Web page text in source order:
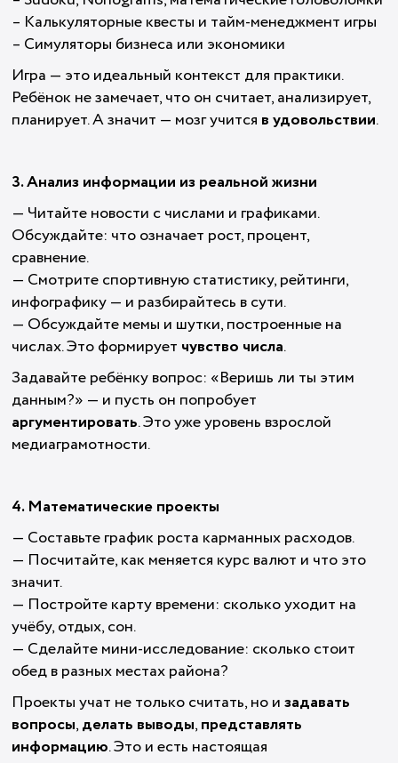
– Калькуляторные квесты и тайм-менеджмент игры
– Симуляторы бизнеса или экономики
Игра — это идеальный контекст для практики.
Ребёнок не замечает, что он считает, анализирует,
планирует. А значит — мозг учится в удовольствии.
3. Анализ информации из реальной жизни
— Читайте новости с числами и графиками.
Обсуждайте: что означает рост, процент,
сравнение.
— Смотрите спортивную статистику, рейтинги,
инфографику — и разбирайтесь в сути.
— Обсуждайте мемы и шутки, построенные на
числах. Это формирует чувство числа.
Задавайте ребёнку вопрос: «Веришь ли ты этим
данным?» — и пусть он попробует
аргументировать. Это уже уровень взрослой
медиаграмотности.
4. Математические проекты
— Составьте график роста карманных расходов.
— Посчитайте, как меняется курс валют и что это
значит.
— Постройте карту времени: сколько уходит на
учёбу, отдых, сон.
— Сделайте мини-исследование: сколько стоит
обед в разных местах района?
Проекты учат не только считать, но изадавать
вопросы,делать выводы,представлять
информацию. Это и есть настоящая